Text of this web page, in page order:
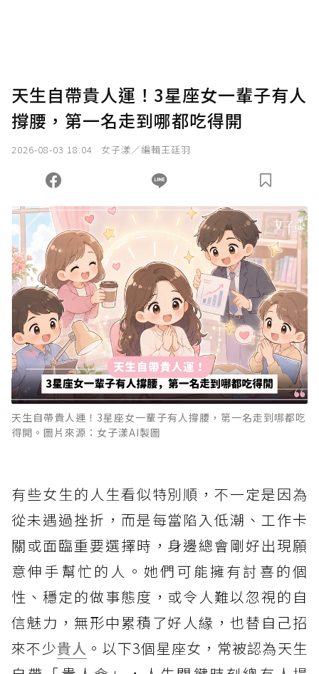
天生自帶貴人運！3星座女一輩子有人
撐腰，第一名走到哪都吃得開
2026-08-03 18:04 女子漾／編輯王廷羽
天生自帶貴人運！3星座女一輩子有人撐腰，第一名走到哪都吃
得開。圖片來源：女子漾AI製圖
有些女生的人生看似特別順，不一定是因為
從未遇過挫折，而是每當陷入低潮、工作卡
關或面臨重要選擇時，身邊總會剛好出現願
意伸手幫忙的人。她們可能擁有討喜的個
性、穩定的做事態度，或令人難以忽視的自
信魅力，無形中累積了好人緣，也替自己招
來不少貴人 。以下3個星座女，常被認為天生